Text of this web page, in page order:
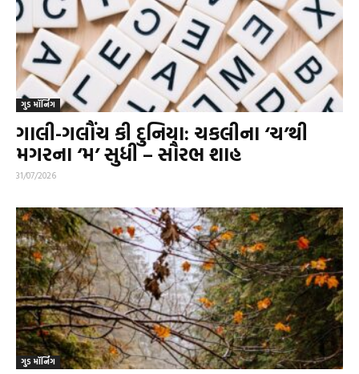
ગુડ મૉર્નિંગ
ગાલી-ગલૌંચ કી દુનિયા: ચકલીના ‘ચ’થી
મગરના ‘મ’ સુધી – સૌરભ શાહ
31/07/2026
ગુડ મૉર્નિંગ